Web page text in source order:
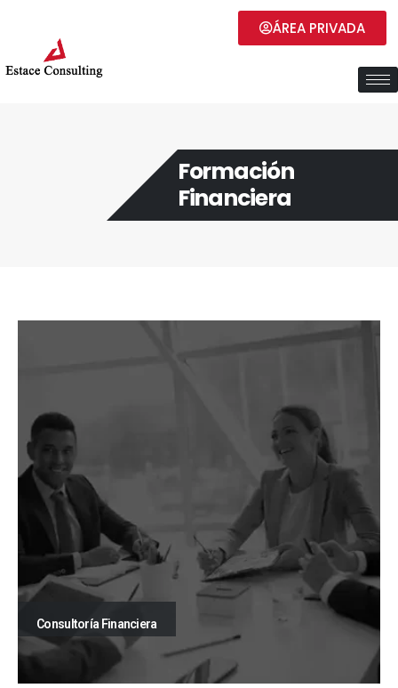
ÁREA PRIVADA
Formación
Financiera
Consultoría Financiera